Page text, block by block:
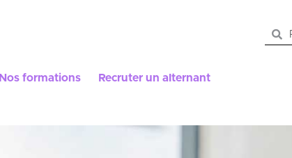
Nos formations Recruter un alternant